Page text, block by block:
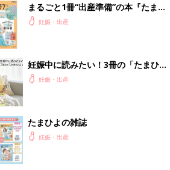
まるごと1冊“出産準備”の本『たまご
クラブ 夏号』〈スペシャル大特集〉
妊娠・出産
妊娠中に読みたい！3冊の「たまひ
よ」妊娠・出産
たまひよの雑誌
妊娠・出産